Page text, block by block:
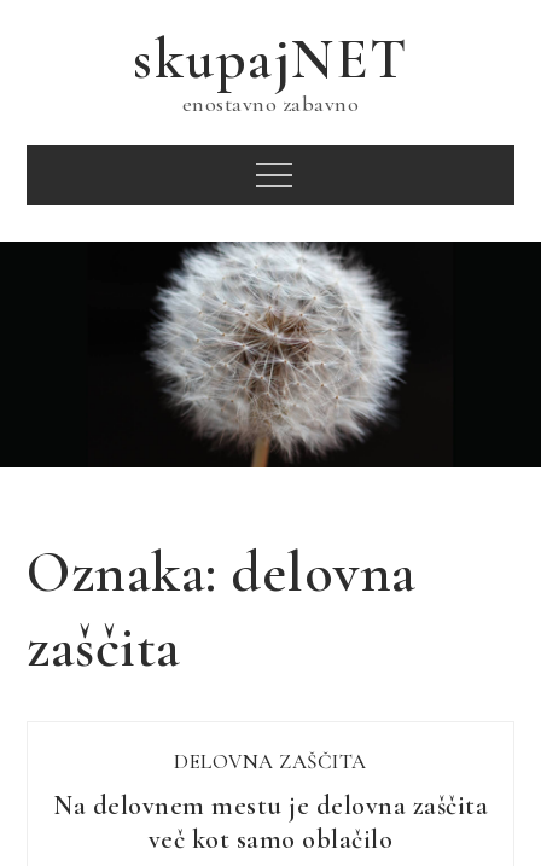
skupajNET
enostavno zabavno
Menu
Oznaka: delovna
zaščita
DELOVNA ZAŠČITA
Na delovnem mestu je delovna zaščita
več kot samo oblačilo